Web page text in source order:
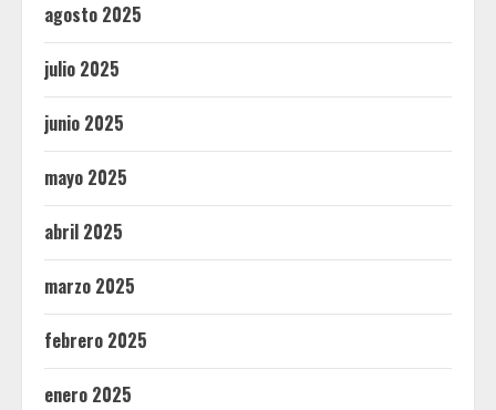
agosto 2025
julio 2025
junio 2025
mayo 2025
abril 2025
marzo 2025
febrero 2025
enero 2025